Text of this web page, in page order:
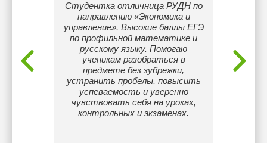
Студентка отличница РУДН по
направлению «Экономика и
управление». Высокие баллы ЕГЭ
по профильной математике и
русскому языку. Помогаю
ученикам разобраться в
предмете без зубрежки,
устранить пробелы, повысить
успеваемость и уверенно
чувствовать себя на уроках,
контрольных и экзаменах.